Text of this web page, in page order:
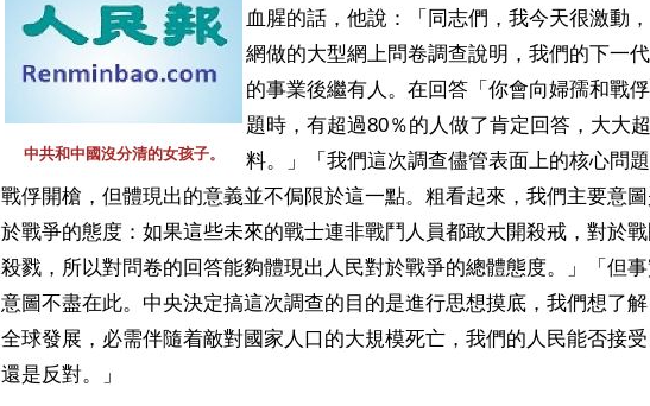
中共和中國沒分清的女孩子。
血腥的話，他說：「同志們，我今天很激動
網做的大型網上問卷調查說明，我們的下一
的事業後繼有人。在回答「你會向婦孺和戰
題時，有超過80％的人做了肯定回答，大大
料。」「我們這次調查儘管表面上的核心問
戰俘開槍，但體現出的意義並不侷限於這一點。粗看起來，我們主要意
於戰爭的態度：如果這些未來的戰士連非戰鬥人員都敢大開殺戒，對於
殺戮，所以對問卷的回答能夠體現出人民對於戰爭的總體態度。」「但
意圖不盡在此。中央決定搞這次調查的目的是進行思想摸底，我們想了
全球發展，必需伴隨着敵對國家人口的大規模死亡，我們的人民能否接
還是反對。」